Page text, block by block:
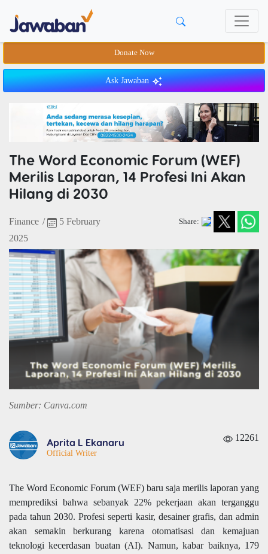
Donate Now
Ask Jawaban
The Word Economic Forum (WEF)
Merilis Laporan, 14 Profesi Ini Akan
Hilang di 2030
Finance /
5 February
2025
Share:
Sumber: Canva.com
Aprita L Ekanaru
Official Writer
12261
The Word Economic Forum (WEF) baru saja merilis laporan yang
memprediksi bahwa sebanyak 22% pekerjaan akan terganggu
pada tahun 2030. Profesi seperti kasir, desainer grafis, dan admin
akan semakin berkurang karena otomatisasi dan kemajuan
teknologi kecerdasan buatan (AI). Namun, kabar baiknya, 179